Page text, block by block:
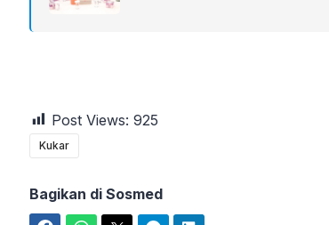
Post Views: 925
Kukar
Bagikan di Sosmed